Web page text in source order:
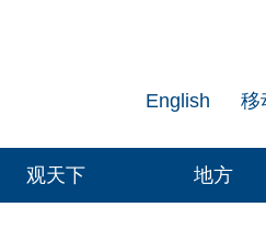
移
English
观天下 地方